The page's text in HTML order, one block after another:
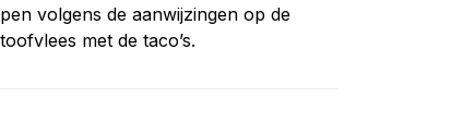
volgens de aanwijzingen op de
met de taco’s.